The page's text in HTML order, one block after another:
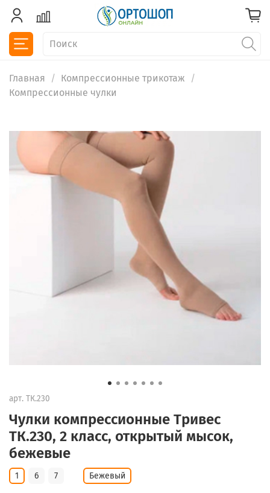
Главная
Компрессионные трикотаж
Компрессионные чулки
арт. ТК.230
Чулки компрессионные Тривес
ТК.230, 2 класс, открытый мысок,
бежевые
1 6 7 Бежевый